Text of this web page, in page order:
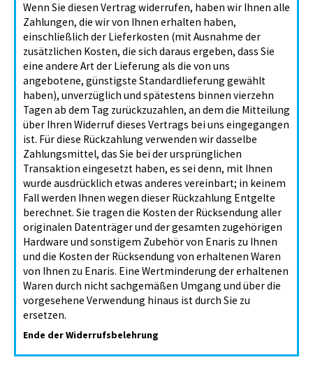
Wenn Sie diesen Vertrag widerrufen, haben wir Ihnen alle
Zahlungen, die wir von Ihnen erhalten haben,
einschließlich der Lieferkosten (mit Ausnahme der
zusätzlichen Kosten, die sich daraus ergeben, dass Sie
eine andere Art der Lieferung als die von uns
angebotene, günstigste Standardlieferung gewählt
haben), unverzüglich und spätestens binnen vierzehn
Tagen ab dem Tag zurückzuzahlen, an dem die Mitteilung
über Ihren Widerruf dieses Vertrags bei uns eingegangen
ist. Für diese Rückzahlung verwenden wir dasselbe
Zahlungsmittel, das Sie bei der ursprünglichen
Transaktion eingesetzt haben, es sei denn, mit Ihnen
wurde ausdrücklich etwas anderes vereinbart; in keinem
Fall werden Ihnen wegen dieser Rückzahlung Entgelte
berechnet. Sie tragen die Kosten der Rücksendung aller
originalen Datenträger und der gesamten zugehörigen
Hardware und sonstigem Zubehör von Enaris zu Ihnen
und die Kosten der Rücksendung von erhaltenen Waren
von Ihnen zu Enaris. Eine Wertminderung der erhaltenen
Waren durch nicht sachgemäßen Umgang und über die
vorgesehene Verwendung hinaus ist durch Sie zu
ersetzen.
Ende der Widerrufsbelehrung